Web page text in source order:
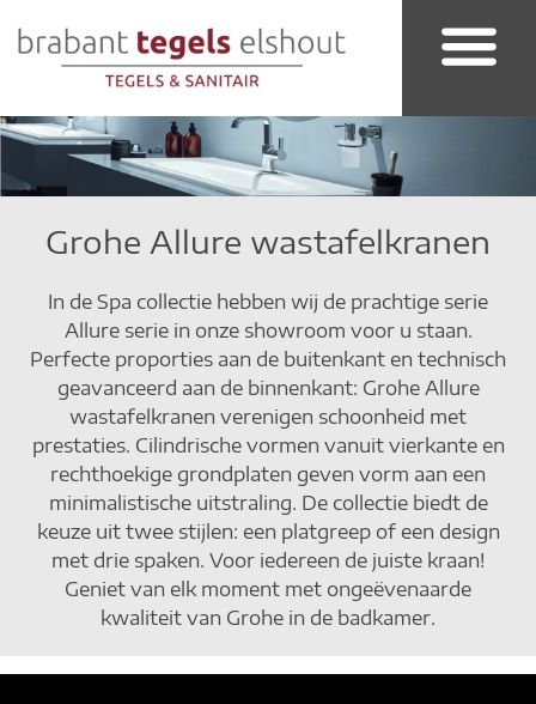
Grohe Allure wastafelkranen
In de Spa collectie hebben wij de prachtige serie
Allure serie in onze showroom voor u staan.
Perfecte proporties aan de buitenkant en technisch
geavanceerd aan de binnenkant: Grohe Allure
wastafelkranen verenigen schoonheid met
prestaties. Cilindrische vormen vanuit vierkante en
rechthoekige grondplaten geven vorm aan een
minimalistische uitstraling. De collectie biedt de
keuze uit twee stijlen: een platgreep of een design
met drie spaken. Voor iedereen de juiste kraan!
Geniet van elk moment met ongeëvenaarde
kwaliteit van Grohe in de badkamer.